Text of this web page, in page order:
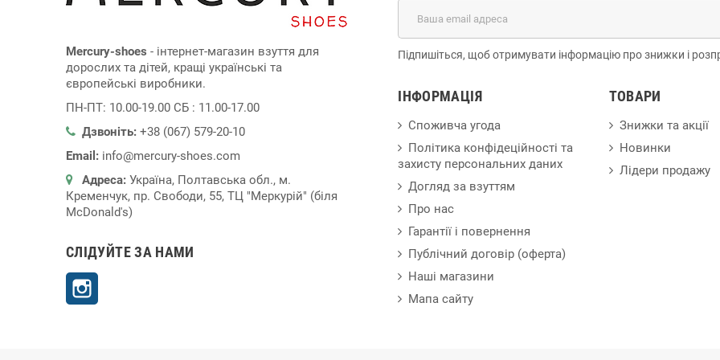
Mercury-shoes - інтернет-магазин взуття для
дорослих та дітей, кращі українські та
європейські виробники.
ПН-ПТ: 10.00-19.00 СБ : 11.00-17.00
Дзвоніть: +38 (067) 579-20-10
Email: info@mercury-shoes.com
Адреса: Україна, Полтавська обл., м.
Кременчук, пр. Свободи, 55, ТЦ "Меркурій" (біля
McDonald's)
СЛІДУЙТЕ ЗА НАМИ
Підпишіться, щоб отримувати інформацію про знижки і
ІНФОРМАЦІЯ
Споживча угода
Політика конфідеційності та
захисту персональних даних
Догляд за взуттям
Про нас
Гарантії і повернення
Публічний договір (оферта)
Наші магазини
Мапа сайту
ТОВАРИ
Знижки та акції
Новинки
Лідери продажу